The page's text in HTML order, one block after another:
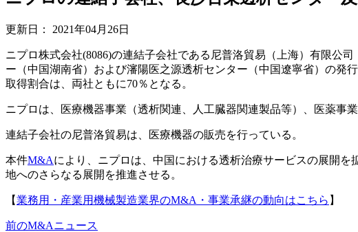
更新日： 2021年04月26日
ニプロ株式会社(8086)の連結子会社である尼普洛貿易（上海）有限公
ー（中国湖南省）および瀋陽医之源透析センター（中国遼寧省）の発
取得割合は、両社ともに70％となる。
ニプロは、医療機器事業（透析関連、人工臓器関連製品等）、医薬事
連結子会社の尼普洛貿易は、医療機器の販売を行っている。
本件M&Aにより、ニプロは、中国における透析治療サービスの展開
地へのさらなる展開を推進させる。
【業務用・産業用機械製造業界のM&A・事業承継の動向はこちら 】
前のM&Aニュース